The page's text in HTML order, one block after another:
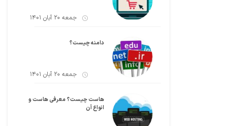
جمعه 20 آبان 1401
دامنه چیست؟
جمعه 20 آبان 1401
هاست چیست؟ معرفی هاست و
انواع آن